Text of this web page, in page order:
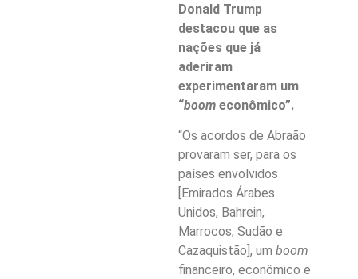
Donald Trump
destacou que as
nações que já
aderiram
experimentaram um
“boom econômico”.
“Os acordos de Abraão
provaram ser, para os
países envolvidos
[Emirados Árabes
Unidos, Bahrein,
Marrocos, Sudão e
Cazaquistão], umboom
financeiro, econômico e